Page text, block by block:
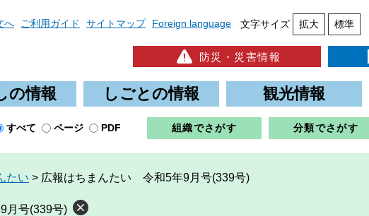
へ ご利用ガイド サイトマップ Foreign language 文字サイズ 拡大 標準
防災・災害情報
の情報 しごとの情報 観光情報
すべて ページ PDF 組織でさがす 分類でさがす
たい > 広報はちまんたい 令和5年9月号(339号)
月号(339号)